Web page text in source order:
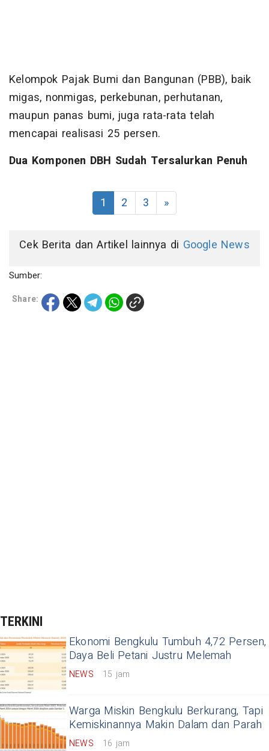
Kelompok Pajak Bumi dan Bangunan (PBB), baik
migas, nonmigas, perkebunan, perhutanan,
maupun panas bumi, juga rata-rata telah
mencapai realisasi 25 persen.
Dua Komponen DBH Sudah Tersalurkan Penuh
1 2 3 »
Cek Berita dan Artikel lainnya di Google News
Sumber:
Share:
TERKINI
Ekonomi Bengkulu Tumbuh 4,72 Persen,
Daya Beli Petani Justru Melemah
NEWS 15 jam
Warga Miskin Bengkulu Berkurang, Tapi
Kemiskinannya Makin Dalam dan Parah
NEWS 16 jam